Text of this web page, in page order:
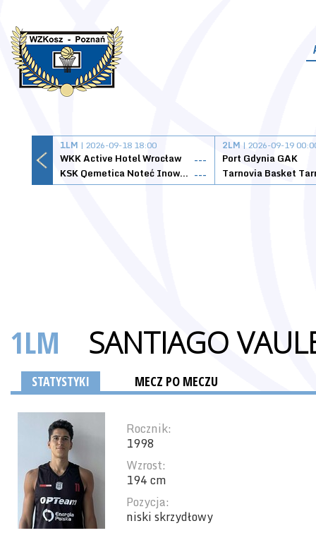
1LM | 2026-09-18 18:00
WKK Active Hotel Wrocław
---
KSK Qemetica Noteć Inowrocław ---
2LM | 2026-09-19
Port Gdynia GAK
1LM SANTIAGO
STATYSTYKI MECZ PO MECZU
Rocznik:
1998
Wzrost:
194 cm
Pozycja:
niski skrzydłowy